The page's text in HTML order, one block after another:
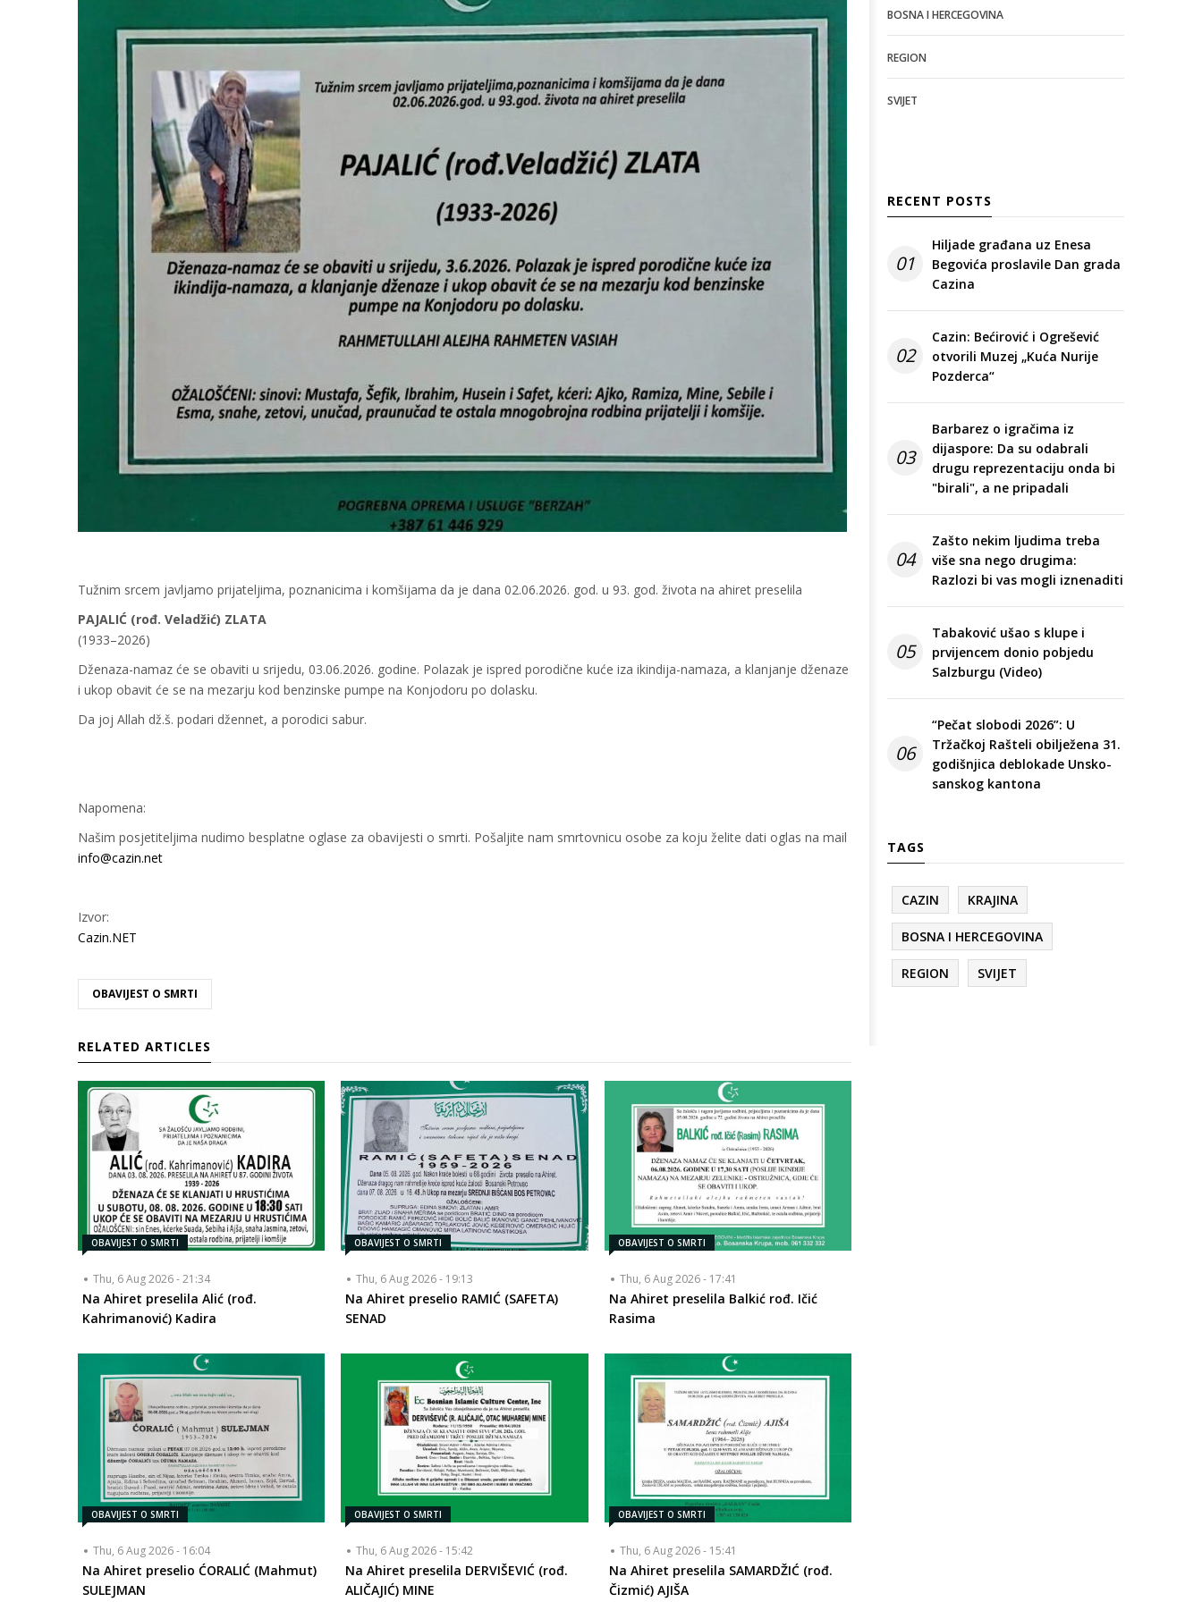
Tužnim srcem javljamo prijateljima, poznanicima i komšijama da je dana 02.06.2026. god. u 93. god. života na ahiret preselila
PAJALIĆ (rođ. Veladžić) ZLATA
(1933–2026)
Dženaza-namaz će se obaviti u srijedu, 03.06.2026. godine. Polazak je ispred porodične kuće iza ikindija-namaza, a klanjanje dženaze
i ukop obavit će se na mezarju kod benzinske pumpe na Konjodoru po dolasku.
Da joj Allah dž.š. podari džennet, a porodici sabur.
Napomena:
Našim posjetiteljima nudimo besplatne oglase za obavijesti o smrti. Pošaljite nam smrtovnicu osobe za koju želite dati oglas na mail
info@cazin.net
Izvor:
Cazin.NET
OBAVIJEST O SMRTI
RELATED ARTICLES
OBAVIJEST O SMRTI
Thu, 6 Aug 2026 - 21:34
Na Ahiret preselila Alić (rođ.
Kahrimanović) Kadira
OBAVIJEST O SMRTI
Thu, 6 Aug 2026 - 19:13
Na Ahiret preselio RAMIĆ (SAFETA)
SENAD
OBAVIJEST O SMRTI
Thu, 6 Aug 2026 - 17:41
Na Ahiret preselila Balkić rođ. Ičić
Rasima
OBAVIJEST O SMRTI
Thu, 6 Aug 2026 - 16:04
Na Ahiret preselio ĆORALIĆ (Mahmut)
SULEJMAN
OBAVIJEST O SMRTI
Thu, 6 Aug 2026 - 15:42
Na Ahiret preselila DERVIŠEVIĆ (rođ.
ALIČAJIĆ) MINE
OBAVIJEST O SMRTI
Thu, 6 Aug 2026 - 15:41
Na Ahiret preselila SAMARDŽIĆ (rođ.
Čizmić) AJIŠA
BOSNA I HERCEGOVINA
REGION
SVIJET
RECENT POSTS
01
Hiljade građana uz Enesa
Begovića proslavile Dan grada
Cazina
02
Cazin: Bećirović i Ogrešević
otvorili Muzej „Kuća Nurije
Pozderca“
03
Barbarez o igračima iz
dijaspore: Da su odabrali
drugu reprezentaciju onda bi
"birali", a ne pripadali
04
Zašto nekim ljudima treba
više sna nego drugima:
Razlozi bi vas mogli iznenaditi
05
Tabaković ušao s klupe i
prvijencem donio pobjedu
Salzburgu (Video)
06
“Pečat slobodi 2026”: U
Tržačkoj Rašteli obilježena 31.
godišnjica deblokade Unsko-
sanskog kantona
TAGS
CAZIN KRAJINA
BOSNA I HERCEGOVINA
REGION SVIJET